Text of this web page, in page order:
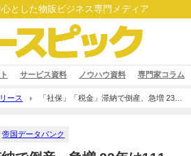
とした物販ビジネス専門メディア
サービス資料 ノウハウ資料 専門家コラム
ース
「社保」「税金」滞納で倒産、急増 23年
帝国データバンク